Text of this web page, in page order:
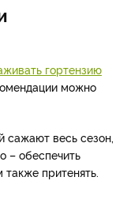
гортензию
можно
сажают весь сезон,
– обеспечить
притенять.